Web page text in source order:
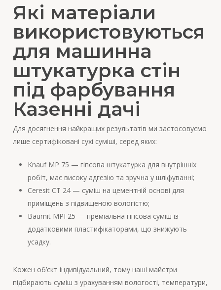
Які матеріали
використовуються
для машинна
штукатурка стін
під фарбування
Казенні дачі
Для досягнення найкращих результатів ми застосовуємо
лише сертифіковані сухі суміші, серед яких:
Knauf MP 75 — гіпсова штукатурка для внутрішніх
робіт, має високу адгезію та зручна у шліфуванні;
Ceresit CT 24 — суміш на цементній основі для
приміщень з підвищеною вологістю;
Baumit MPI 25 — преміальна гіпсова суміш із
додатковими пластифікаторами, що знижують
усадку.
Кожен об’єкт індивідуальний, тому наші майстри
підбирають суміш з урахуванням вологості, температури,